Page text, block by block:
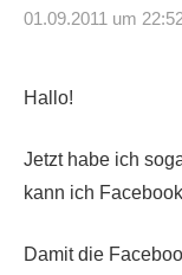
01.09.2011 um
Hallo!
Jetzt habe ich
kann ich
Damit die